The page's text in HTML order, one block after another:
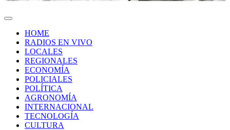
HOME
RADIOS EN VIVO
LOCALES
REGIONALES
ECONOMÍA
POLICIALES
POLÍTICA
AGRONOMÍA
INTERNACIONAL
TECNOLOGÍA
CULTURA